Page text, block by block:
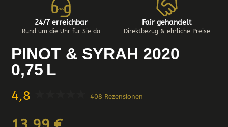
PINOT & SYRAH 2020
0,75 L
4,8 408 Rezensionen
24/7
24/7 erreichbar
Rund um die Uhr für Sie da
Fair gehandelt
Direktbezug & ehrliche Preise